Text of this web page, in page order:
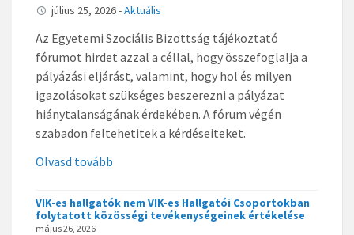
július 25, 2026-Aktuális
Az Egyetemi Szociális Bizottság tájékoztató
fórumot hirdet azzal a céllal, hogy összefoglalja a
pályázási eljárást, valamint, hogy hol és milyen
igazolásokat szükséges beszerezni a pályázat
hiánytalanságának érdekében. A fórum végén
szabadon feltehetitek a kérdéseiteket.
Olvasd tovább
VIK-es hallgatók nem VIK-es Hallgatói Csoportokban
folytatott közösségi tevékenységeinek értékelése
május 26, 2026